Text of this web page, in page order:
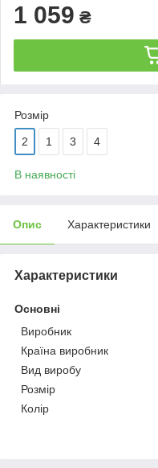
1 059 ₴
Розмір
2 1 3 4
В наявності
Опис Характеристики
Характеристики
Основні
Виробник
Країна виробник
Вид виробу
Розмір
Колір